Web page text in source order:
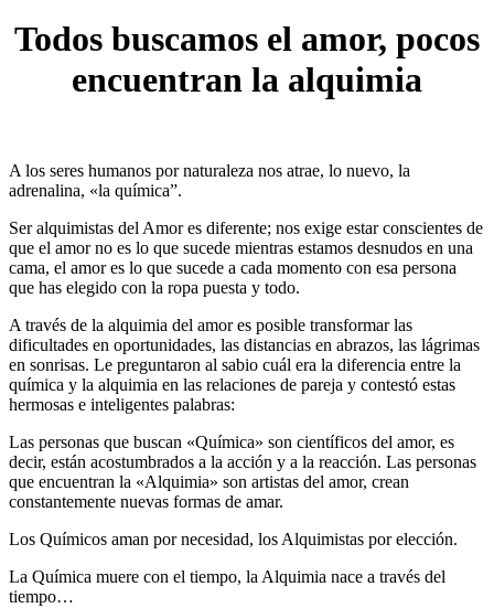
Todos buscamos el amor, pocos
encuentran la alquimia
A los seres humanos por naturaleza nos atrae, lo nuevo, la
adrenalina, «la química”.
Ser alquimistas del Amor es diferente; nos exige estar conscientes de
que el amor no es lo que sucede mientras estamos desnudos en una
cama, el amor es lo que sucede a cada momento con esa persona
que has elegido con la ropa puesta y todo.
A través de la alquimia del amor es posible transformar las
dificultades en oportunidades, las distancias en abrazos, las lágrimas
en sonrisas. Le preguntaron al sabio cuál era la diferencia entre la
química y la alquimia en las relaciones de pareja y contestó estas
hermosas e inteligentes palabras:
Las personas que buscan «Química» son científicos del amor, es
decir, están acostumbrados a la acción y a la reacción. Las personas
que encuentran la «Alquimia» son artistas del amor, crean
constantemente nuevas formas de amar.
Los Químicos aman por necesidad, los Alquimistas por elección.
La Química muere con el tiempo, la Alquimia nace a través del
tiempo…